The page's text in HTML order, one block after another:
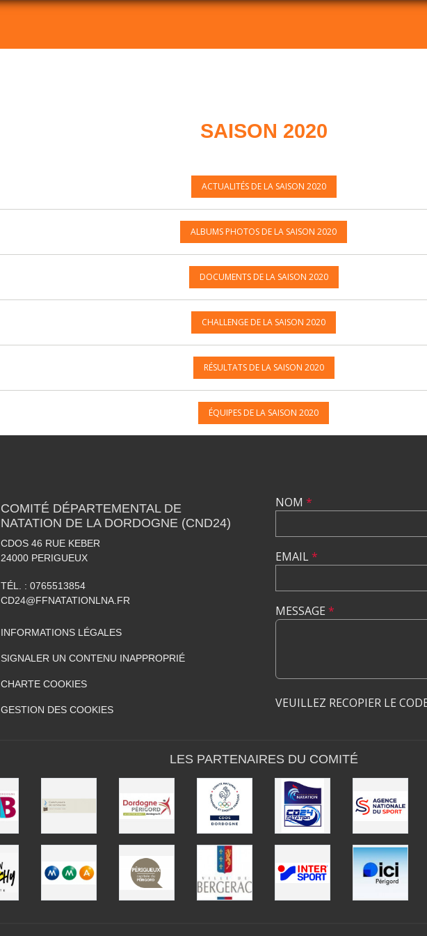
SAISON 2020
ACTUALITÉS DE LA SAISON 2020
ALBUMS PHOTOS DE LA SAISON 2020
DOCUMENTS DE LA SAISON 2020
CHALLENGE DE LA SAISON 2020
RÉSULTATS DE LA SAISON 2020
ÉQUIPES DE LA SAISON 2020
COMITÉ DÉPARTEMENTAL DE
NATATION DE LA DORDOGNE (CND24)
CDOS 46 RUE KEBER
24000 PERIGUEUX
TÉL. : 0765513854
CD24@FFNATATIONLNA.FR
INFORMATIONS LÉGALES
SIGNALER UN CONTENU INAPPROPRIÉ
CHARTE COOKIES
GESTION DES COOKIES
NOM *
EMAIL*
MESSAGE *
VEUILLEZ RECOPIER LE
LES PARTENAIRES DU COMITÉ